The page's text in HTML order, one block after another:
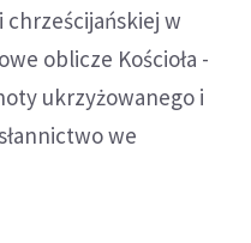
w
oblicze Kościoła -
ukrzyżowanego i
we